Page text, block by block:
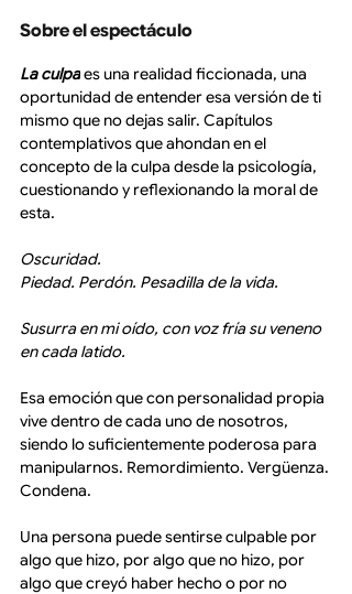
Sobre el espectáculo
La culpa es una realidad ficcionada, una
oportunidad de entender esa versión de ti
mismo que no dejas salir. Capítulos
contemplativos que ahondan en el
concepto de la culpa desde la psicología,
cuestionando y reflexionando la moral de
esta.
Oscuridad.
Piedad. Perdón. Pesadilla de la vida.
Susurra en mi oído, con voz fría su veneno
en cada latido.
Esa emoción que con personalidad propia
vive dentro de cada uno de nosotros,
siendo lo suficientemente poderosa para
manipularnos. Remordimiento. Vergüenza.
Condena.
Una persona puede sentirse culpable por
algo que hizo, por algo que no hizo, por
algo que creyó haber hecho o por no